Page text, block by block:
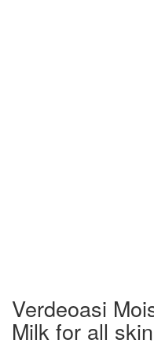
Verdeoasi
Milk for all